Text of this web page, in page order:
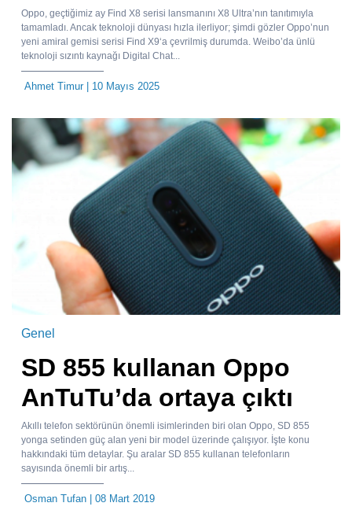
Oppo, geçtiğimiz ay Find X8 serisi lansmanını X8 Ultra’nın tanıtımıyla
tamamladı. Ancak teknoloji dünyası hızla ilerliyor; şimdi gözler Oppo’nun
yeni amiral gemisi serisi Find X9‘a çevrilmiş durumda. Weibo’da ünlü
teknoloji sızıntı kaynağı Digital Chat...
Ahmet Timur| 10 Mayıs 2025
Genel
SD 855 kullanan Oppo
AnTuTu’da ortaya çıktı
Akıllı telefon sektörünün önemli isimlerinden biri olan Oppo, SD 855
yonga setinden güç alan yeni bir model üzerinde çalışıyor. İşte konu
hakkındaki tüm detaylar. Şu aralar SD 855 kullanan telefonların
sayısında önemli bir artış...
Osman Tufan | 08 Mart 2019